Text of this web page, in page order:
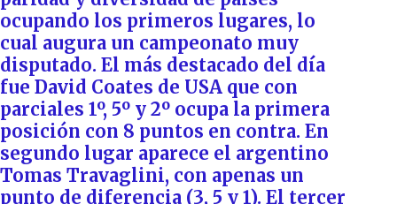
ocupando los primeros lugares, lo
cual augura un campeonato muy
disputado. El más destacado del día
fue David Coates de USA que con
parciales 1º, 5º y 2º ocupa la primera
posición con 8 puntos en contra. En
segundo lugar aparece el argentino
Tomas Travaglini, con apenas un
punto de diferencia (3, 5 y 1). El tercer